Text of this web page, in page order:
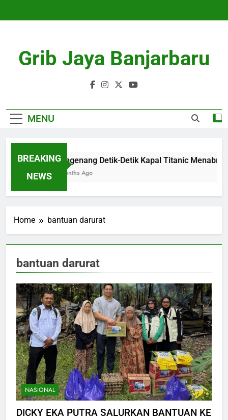
Grib Jaya Banjarbaru
MENU
BREAKING
NEWS
Mengenang Detik-Detik Kapal Titanic Menabrak
4 Months Ago
Home bantuan darurat
bantuan darurat
NASIONAL
DICKY EKA PUTRA SALURKAN BANTUAN KE